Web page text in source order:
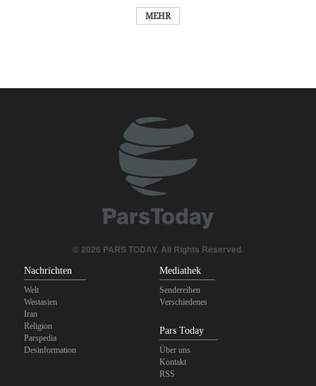
MEHR
© 2026 PARS TODAY. All Rights Reserved.
Nachrichten
Welt
Westasien
Iran
Religion
Parspedia
Desinformation
Mediathek
Sendereihen
Verschiedenes
Pars Today
Über uns
Kontakt
RSS